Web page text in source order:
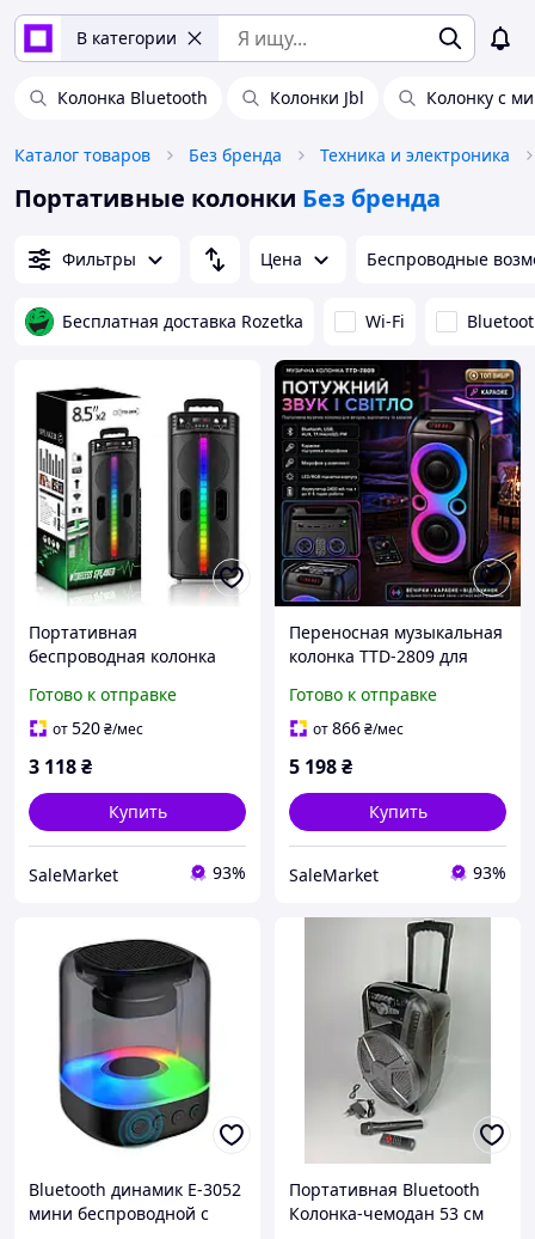
В категории
Колонка Bluetooth Колонки Jbl Колонку с
Каталог товаров Без бренда Техника и электроника
Портативные колонки Без бренда
Фильтры Цена Беспроводные
Бесплатная доставка Rozetka Wi-Fi
Портативная
беспроводная колонка
для вечеринки.
Акустическая система с
Готово к отправке
от520₴/мес
3 118₴
Купить
SaleMarket 93%
Переносная музыкальная
колонка TTD-2809 для
микрофоном.
Портативная
поддержкой aux
Готово к отправке
от866₴/мес
5 198₴
Купить
SaleMarket 93%
Bluetooth динамик E-3052
мини беспроводной с
Портативная Bluetooth
Колонка-чемодан 53 см